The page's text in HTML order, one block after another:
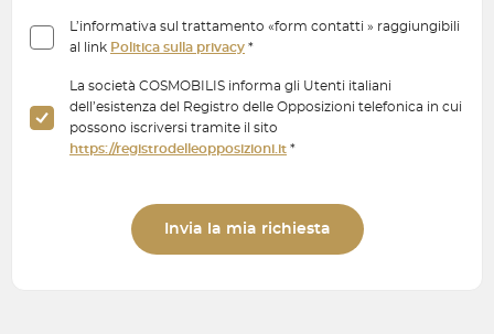
L’informativa sul trattamento «form contatti » raggiungibili
al link Politica sulla privacy *
La società COSMOBILIS informa gli Utenti italiani
dell’esistenza del Registro delle Opposizioni telefonica in cui
possono iscriversi tramite il sito
https://registrodelleopposizioni.it *
Invia la mia richiesta